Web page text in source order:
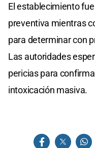
El establecimiento
preventiva mientras
para determinar con
Las autoridades
pericias para
intoxicación masiva.